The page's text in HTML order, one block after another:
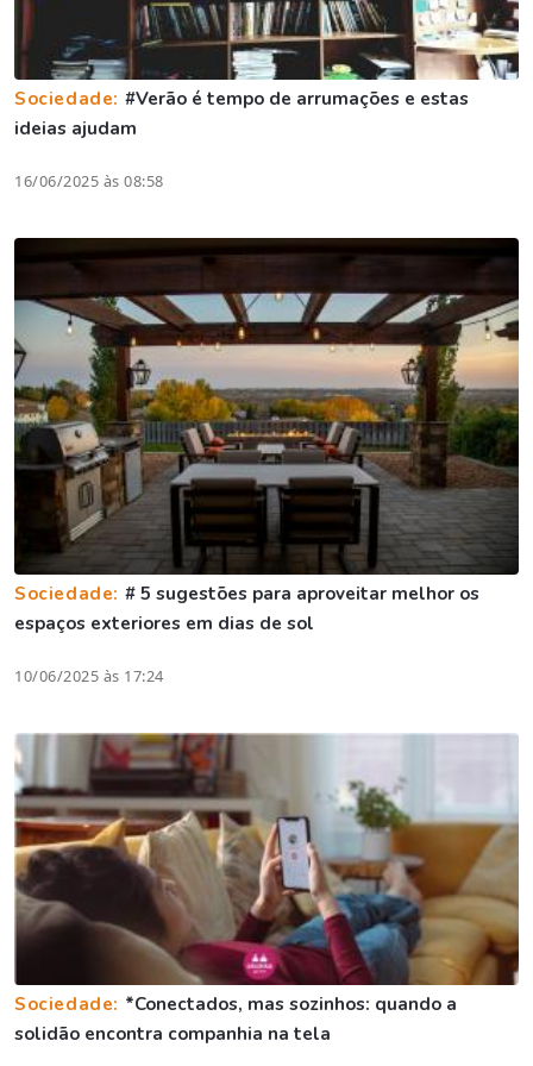
Sociedade: #Verão é tempo de arrumações e estas
ideias ajudam
16/06/2025 às 08:58
Sociedade: # 5 sugestões para aproveitar melhor os
espaços exteriores em dias de sol
10/06/2025 às 17:24
Sociedade: *Conectados, mas sozinhos: quando a
solidão encontra companhia na tela